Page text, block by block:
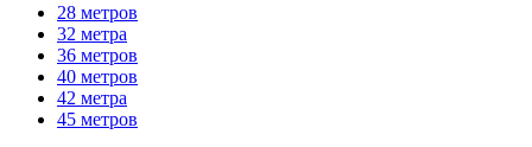
28 метров
32 метра
36 метров
40 метров
42 метра
45 метров